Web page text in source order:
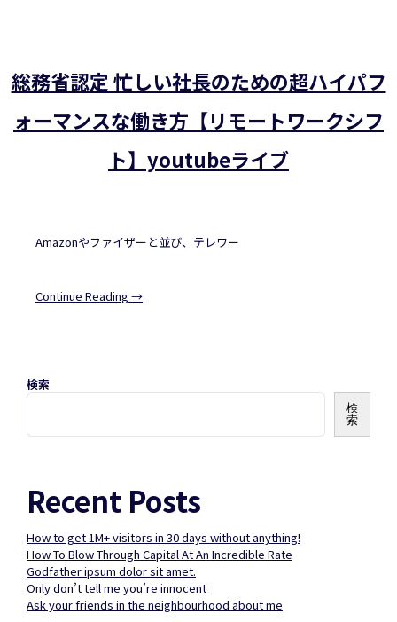
総務省認定 忙しい社長のための超ハイパフ
ォーマンスな働き方【リモートワークシフ
ト】youtubeライブ
Amazonやファイザーと並び、テレワー
Continue Reading →
検索
検
索
Recent Posts
How to get 1M+ visitors in 30 days without anything!
How To Blow Through Capital At An Incredible Rate
Godfather ipsum dolor sit amet.
Only don’t tell me you’re innocent
Ask your friends in the neighbourhood about me